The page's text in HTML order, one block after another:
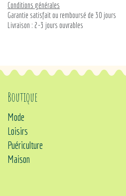
Conditions générales
Garantie satisfait ou remboursé de 30 jours
Livraison : 2-3 jours ouvrables
Boutique
Mode
Loisirs
Puériculture
Maison